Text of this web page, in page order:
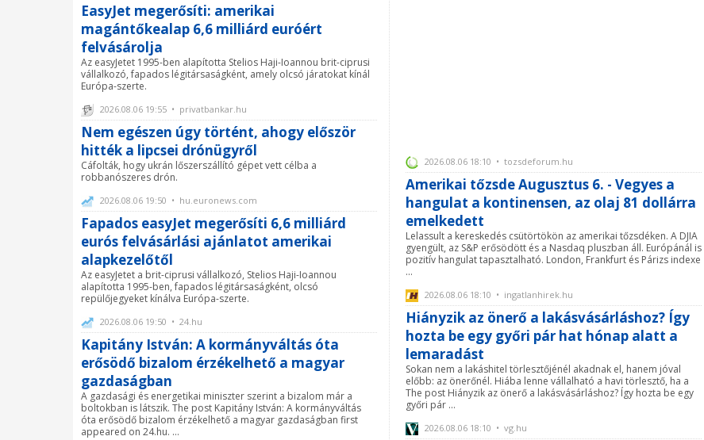
EasyJet megerősíti: amerikai
magántőkealap 6,6 milliárd euróért
felvásárolja
Az easyJetet 1995-ben alapította Stelios Haji-Ioannou brit-ciprusi
vállalkozó, fapados légitársaságként, amely olcsó járatokat kínál
Európa-szerte.
2026.08.06 19:55 • privatbankar.hu
Nem egészen úgy történt, ahogy először
hitték a lipcsei drónügyről
Cáfolták, hogy ukrán lőszerszállító gépet vett célba a
robbanószeres drón.
2026.08.06 19:50 • hu.euronews.com
Fapados easyJet megerősíti 6,6 milliárd
eurós felvásárlási ajánlatot amerikai
alapkezelőtől
Az easyJetet a brit-ciprusi vállalkozó, Stelios Haji-Ioannou
alapította 1995-ben, fapados légitársaságként, olcsó
repülőjegyeket kínálva Európa-szerte.
2026.08.06 19:50 • 24.hu
Kapitány István: A kormányváltás óta
erősödő bizalom érzékelhető a magyar
gazdaságban
A gazdasági és energetikai miniszter szerint a bizalom már a
boltokban is látszik. The post Kapitány István: A kormányváltás
óta erősödő bizalom érzékelhető a magyar gazdaságban first
appeared on 24.hu. ...
2026.08.06 18:10 • tozsdeforum.hu
Amerikai tőzsde Augusztus 6. - Vegyes a
hangulat a kontinensen, az olaj 81 dollárra
emelkedett
Lelassult a kereskedés csütörtökön az amerikai tőzsdéken. A DJIA
gyengült, az S&P erősödött és a Nasdaq pluszban áll. Európánál is
pozitív hangulat tapasztalható. London, Frankfurt és Párizs indexe
...
2026.08.06 18:10 • ingatlanhirek.hu
Hiányzik az önerő a lakásvásárláshoz? Így
hozta be egy győri pár hat hónap alatt a
lemaradást
Sokan nem a lakáshitel törlesztőjénél akadnak el, hanem jóval
előbb: az önerőnél. Hiába lenne vállalható a havi törlesztő, ha a
The post Hiányzik az önerő a lakásvásárláshoz? Így hozta be egy
győri pár ...
2026.08.06 18:10 • vg.hu